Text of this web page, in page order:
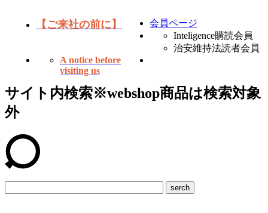
【ご来社の前に】
会員ページ
Inteligence購読会員
治安維持法読者会員
A notice before
visiting us
サイト内検索※webshop商品は検索対象
外
serch